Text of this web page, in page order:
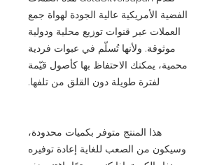
الفضية الأمريكية عالية الجودة لهواة جمع
العملات عبر قنوات توزيع محلية ودولية
موثوقة. ولأنها تُسلّم في عبوات فردية
محمية، يمكنك الاحتفاظ بها كأصول قيّمة
لفترة طويلة دون القلق من تلفها.
هذا المنتج متوفر بكميات محدودة،
وسيكون من الصعب للغاية إعادة توفيره